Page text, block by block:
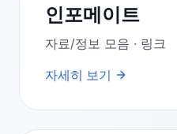
인포메이트
자료/정보 모음 · 링크
자세히 보기